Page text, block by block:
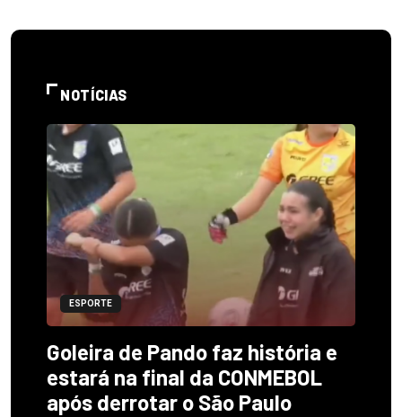
NOTÍCIAS
ESPORTE
Goleira de Pando faz história e
estará na final da CONMEBOL
após derrotar o São Paulo